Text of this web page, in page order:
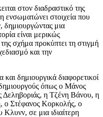
στον διαδραστικό της
ενσωματώνει στοιχεία που
δημιουργώντας μια
είναι μερικώς
σχήμα προκύπτει τη στιγμή
και την
δημιουργικά διαφορετικοί
όπως ο Μάνος
Δεληβοριάς, η Τζένη Βάνου, η
Στέφανος Κορκολής, ο
σε μια ιδιαίτερη